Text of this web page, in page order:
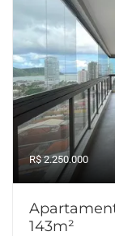
R$ 2.250.000
143m²